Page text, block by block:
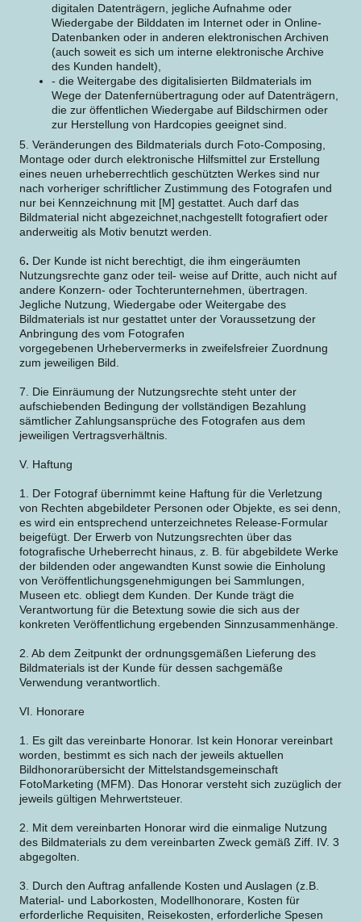
digitalen Datenträgern, jegliche Aufnahme oder
Wiedergabe der Bilddaten im Internet oder in Online-
Datenbanken oder in anderen elektronischen Archiven
(auch soweit es sich um interne elektronische Archive
des Kunden handelt),
- die Weitergabe des digitalisierten Bildmaterials im
Wege der Datenfernübertragung oder auf Datenträgern,
die zur öffentlichen Wiedergabe auf Bildschirmen oder
zur Herstellung von Hardcopies geeignet sind.
5. Veränderungen des Bildmaterials durch Foto-Composing,
Montage oder durch elektronische Hilfsmittel zur Erstellung
eines neuen urheberrechtlich geschützten Werkes sind nur
nach vorheriger schriftlicher Zustimmung des Fotografen und
nur bei Kennzeichnung mit [M] gestattet. Auch darf das
Bildmaterial nicht abgezeichnet,nachgestellt fotografiert oder
anderweitig als Motiv benutzt werden.
6. Der Kunde ist nicht berechtigt, die ihm eingeräumten
Nutzungsrechte ganz oder teil- weise auf Dritte, auch nicht auf
andere Konzern- oder Tochterunternehmen, übertragen.
Jegliche Nutzung, Wiedergabe oder Weitergabe des
Bildmaterials ist nur gestattet unter der Voraussetzung der
Anbringung des vom Fotografen
vorgegebenen Urhebervermerks in zweifelsfreier Zuordnung
zum jeweiligen Bild.
7. Die Einräumung der Nutzungsrechte steht unter der
aufschiebenden Bedingung der vollständigen Bezahlung
sämtlicher Zahlungsansprüche des Fotografen aus dem
jeweiligen Vertragsverhältnis.
V. Haftung
1. Der Fotograf übernimmt keine Haftung für die Verletzung
von Rechten abgebildeter Personen oder Objekte, es sei denn,
es wird ein entsprechend unterzeichnetes Release-Formular
beigefügt. Der Erwerb von Nutzungsrechten über das
fotografische Urheberrecht hinaus, z. B. für abgebildete Werke
der bildenden oder angewandten Kunst sowie die Einholung
von Veröffentlichungsgenehmigungen bei Sammlungen,
Museen etc. obliegt dem Kunden. Der Kunde trägt die
Verantwortung für die Betextung sowie die sich aus der
konkreten Veröffentlichung ergebenden Sinnzusammenhänge.
2. Ab dem Zeitpunkt der ordnungsgemäßen Lieferung des
Bildmaterials ist der Kunde für dessen sachgemäße
Verwendung verantwortlich.
VI. Honorare
1. Es gilt das vereinbarte Honorar. Ist kein Honorar vereinbart
worden, bestimmt es sich nach der jeweils aktuellen
Bildhonorarübersicht der Mittelstandsgemeinschaft
FotoMarketing (MFM). Das Honorar versteht sich zuzüglich der
jeweils gültigen Mehrwertsteuer.
2. Mit dem vereinbarten Honorar wird die einmalige Nutzung
des Bildmaterials zu dem vereinbarten Zweck gemäß Ziff. IV. 3
abgegolten.
3. Durch den Auftrag anfallende Kosten und Auslagen (z.B.
Material- und Laborkosten, Modellhonorare, Kosten für
erforderliche Requisiten, Reisekosten, erforderliche Spesen